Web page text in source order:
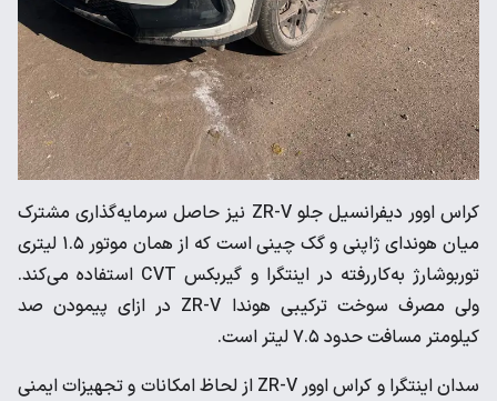
کراس اوور دیفرانسیل جلو ZR-V نیز حاصل سرمایه‌گذاری مشترک
میان هوندای ژاپنی و گک چینی است که از همان موتور ۱.۵ لیتری
توربوشارژ به‌کاررفته در اینتگرا و گیربکس CVT استفاده می‌کند.
ولی مصرف سوخت ترکیبی هوندا ZR-V در ازای پیمودن صد
کیلومتر مسافت حدود ۷.۵ لیتر است.
سدان اینتگرا و کراس اوور ZR-V از لحاظ امکانات و تجهیزات ایمنی